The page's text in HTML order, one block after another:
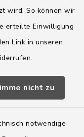
wird. So können wir
erteilte Einwilligung
Link in unseren
nicht zu
notwendige